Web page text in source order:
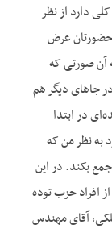
دارد از نظر
عرض
آن صورتی که
جاهای دیگر هم
در ابتدا
به نظر من که
بکند. در این
و ۱۳۳۰ یک عده‌ای از افراد حزب توده
آقای مهندس